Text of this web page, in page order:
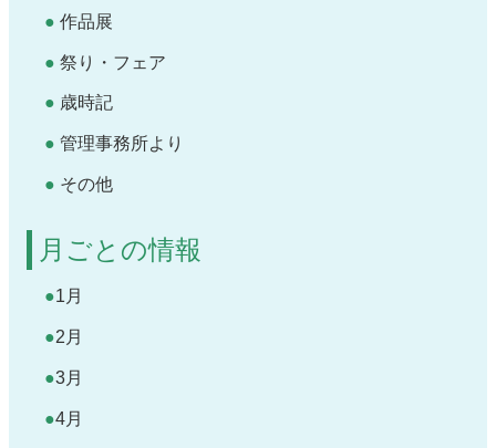
作品展
祭り・フェア
歳時記
管理事務所より
その他
月ごとの情報
1月
2月
3月
4月